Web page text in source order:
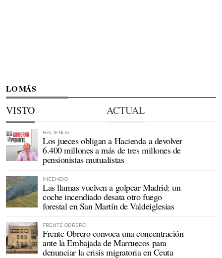
LO MÁS
VISTO ACTUAL
HACIENDA
Los jueces obligan a Hacienda a devolver
6.400 millones a más de tres millones de
pensionistas mutualistas
INCENDIO
Las llamas vuelven a golpear Madrid: un
coche incendiado desata otro fuego
forestal en San Martín de Valdeiglesias
FRENTE OBRERO
Frente Obrero convoca una concentración
ante la Embajada de Marruecos para
denunciar la crisis migratoria en Ceuta